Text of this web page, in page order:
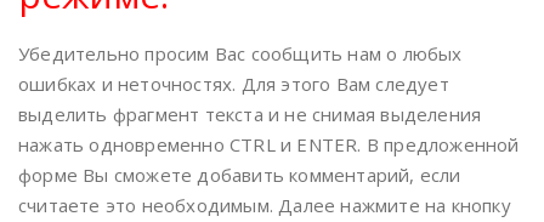
Убедительно просим Вас сообщить нам о любых
ошибках и неточностях. Для этого Вам следует
выделить фрагмент текста и не снимая выделения
нажать одновременно CTRL и ENTER. В предложенной
форме Вы сможете добавить комментарий, если
считаете это необходимым. Далее нажмите на кнопку